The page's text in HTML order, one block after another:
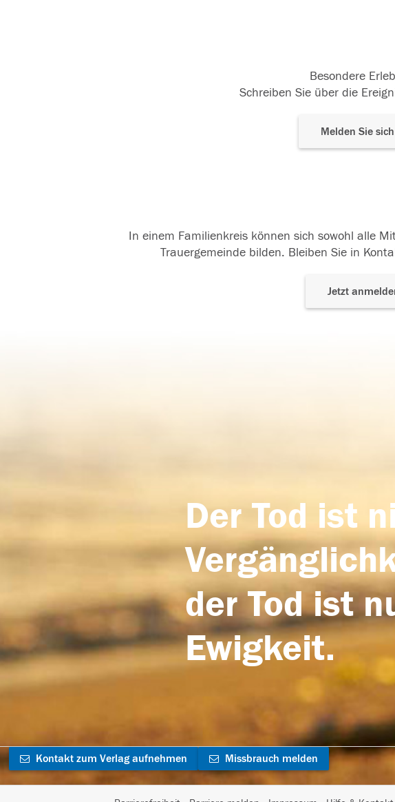
Besondere
Schreiben Sie über die
Melden Sie
In einem Familienkreis können sich sowohl alle
Trauergemeinde bilden. Bleiben Sie in
Jetzt
Der Tod ist
der Tod ist
Ewigkeit.
Kontakt zum Verlag aufnehmen Missbrauch melden